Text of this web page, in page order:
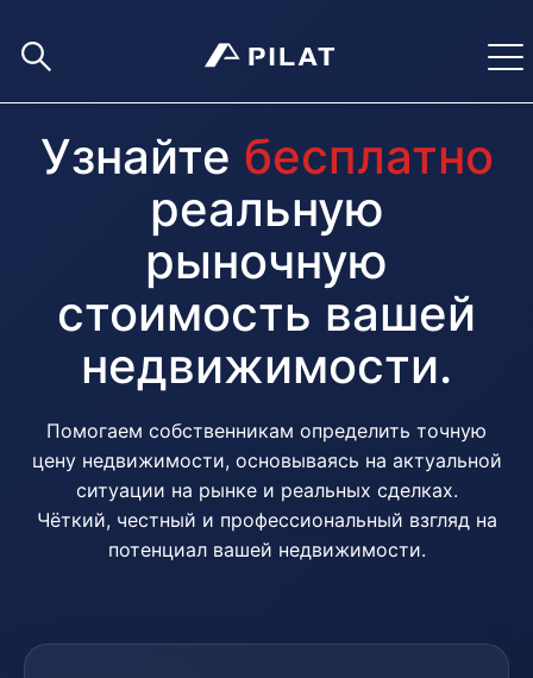
Узнайте бесплатно
реальную
рыночную
стоимость вашей
недвижимости.
Помогаем собственникам определить точную
цену недвижимости, основываясь на актуальной
ситуации на рынке и реальных сделках.
Чёткий, честный и профессиональный взгляд на
потенциал вашей недвижимости.